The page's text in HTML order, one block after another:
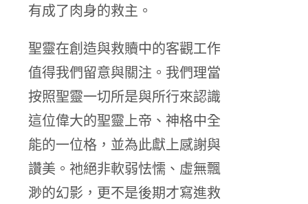
有成了肉身的救主。
聖靈在創造與救贖中的客觀工作
值得我們留意與關注。我們理當
按照聖靈一切所是與所行來認識
這位偉大的聖靈上帝、神格中全
能的一位格，並為此獻上感謝與
讚美。祂絕非軟弱怯懦、虛無飄
渺的幻影，更不是後期才寫進救